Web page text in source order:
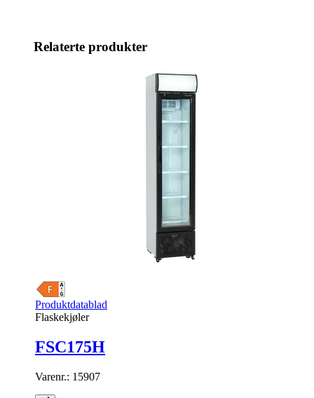
Relaterte produkter
Produktdatablad
Flaskekjøler
FSC175H
Varenr.: 15907